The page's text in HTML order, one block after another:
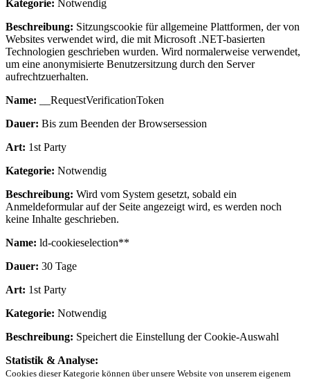
Kategorie: Notwendig
Beschreibung: Sitzungscookie für allgemeine Plattformen, der von
Websites verwendet wird, die mit Microsoft .NET-basierten
Technologien geschrieben wurden. Wird normalerweise verwendet,
um eine anonymisierte Benutzersitzung durch den Server
aufrechtzuerhalten.
Name: __RequestVerificationToken
Dauer: Bis zum Beenden der Browsersession
Art: 1st Party
Kategorie: Notwendig
Beschreibung: Wird vom System gesetzt, sobald ein
Anmeldeformular auf der Seite angezeigt wird, es werden noch
keine Inhalte geschrieben.
Name: ld-cookieselection**
Dauer: 30 Tage
Art: 1st Party
Kategorie: Notwendig
Beschreibung: Speichert die Einstellung der Cookie-Auswahl
Statistik & Analyse:
Cookies dieser Kategorie können über unsere Website von unserem eigenem